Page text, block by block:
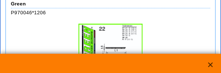
Green
P970046*1206